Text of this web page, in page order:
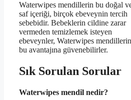
Waterwipes mendillerin bu doğal
saf içeriği, birçok ebeveynin tercih
sebebidir. Bebeklerin cildine zarar
vermeden temizlemek isteyen
ebeveynler, Waterwipes mendillerin
bu avantajına güvenebilirler.
Sık Sorulan Sorular
Waterwipes mendil nedir?